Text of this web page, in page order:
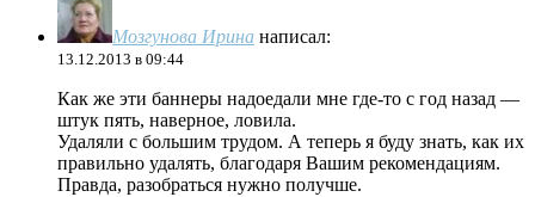
Мозгунова Ирина написал:
13.12.2013 в 09:44
Как же эти баннеры надоедали мне где-то с год назад —
штук пять, наверное, ловила.
Удаляли с большим трудом. А теперь я буду знать, как их
правильно удалять, благодаря Вашим рекомендациям.
Правда, разобраться нужно получше.